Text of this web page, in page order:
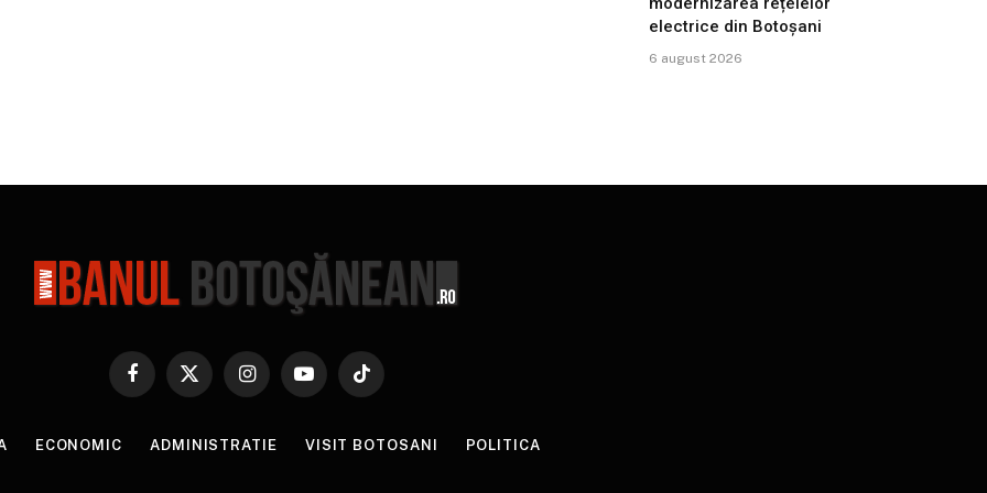
electrice din Botoșani
6 august 2026
Facebook
X
InstagramYouTubeTikTok
ECONOMIC ADMINISTRATIE VISIT BOTOSANI POLITICA